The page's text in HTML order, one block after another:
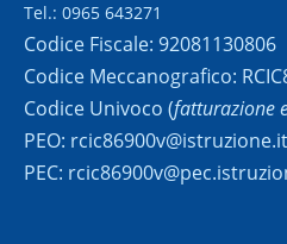
Tel.: 0965 643271
Codice Fiscale: 92081130806
Codice Meccanografico:
Codice Univoco (fatturazione
PEO: rcic86900v@istruzione.it
PEC: